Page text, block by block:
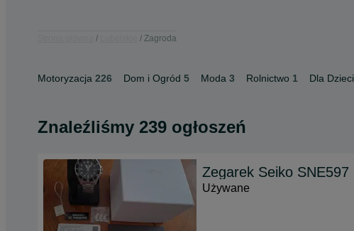
Zagroda
Motoryzacja 226 Dom i Ogród 5 Moda 3 Rolnictwo 1 Dla Dzieci
Znaleźliśmy 239 ogłoszeń
Zegarek Seiko SNE597
Używane